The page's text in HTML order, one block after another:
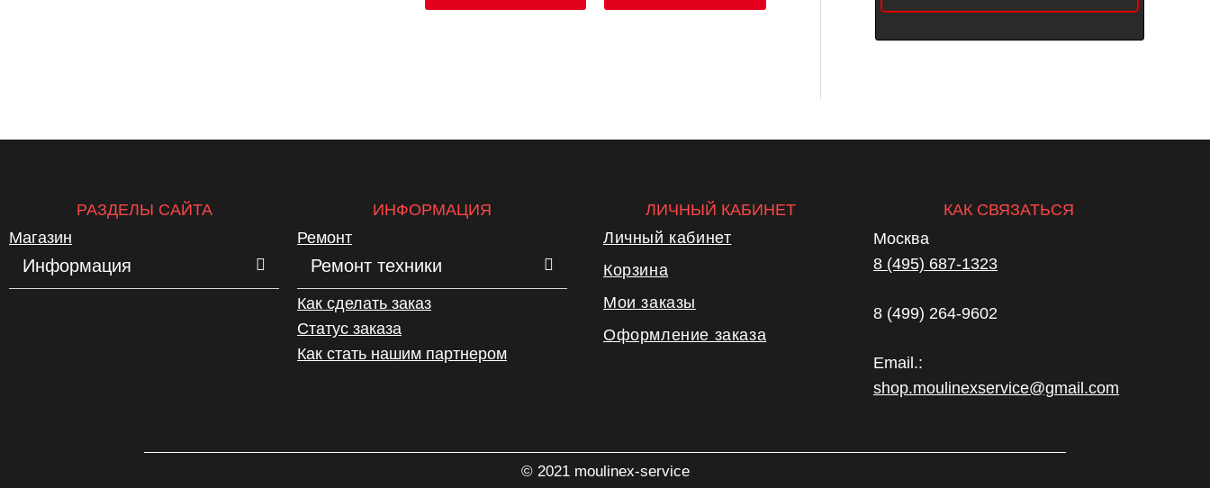
РАЗДЕЛЫ САЙТА
Магазин
Информация
ИНФОРМАЦИЯ
Ремонт
Ремонт техники
Как сделать заказ
Статус заказа
Как стать нашим партнером
ЛИЧНЫЙ КАБИНЕТ
Личный кабинет
Корзина
Мои заказы
Оформление заказа
КАК СВЯЗАТЬСЯ
Москва
8 (495) 687-1323
8 (499) 264-9602
Email.:
shop.moulinexservice@gmail.com
© 2021 moulinex-service